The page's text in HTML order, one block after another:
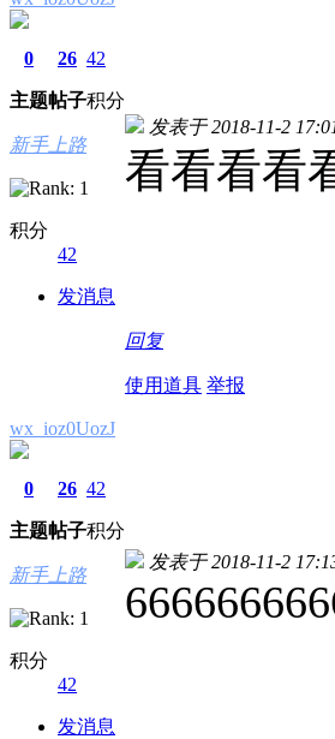
0
主题
26
帖子
42
积分
新手上路
积分
42
发消息
发表于 2018-11-2
看看看看
回复
使用道具 举报
wx_ioz0UozJ
0
主题
26
帖子
42
积分
新手上路
积分
42
发消息
发表于 2018-11-2